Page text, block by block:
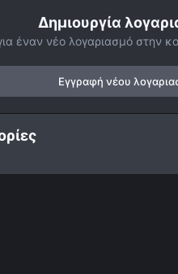
Δημιουργία
έναν νέο λογαριασμό στην
Εγγραφή νέου